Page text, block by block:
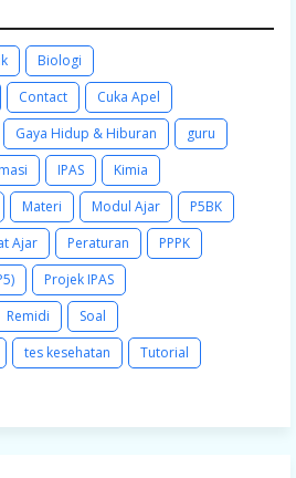
Biologi
Contact
Cuka Apel
Gaya Hidup & Hiburan
guru
IPAS
Kimia
Materi Modul Ajar
P5BK
Ajar Peraturan
PPPK
Projek IPAS
Remidi
Soal
tes kesehatan
Tutorial